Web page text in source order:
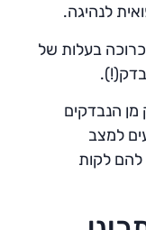
לנהיגה.
בעלות של
מן הנבדקים
למצב
לקות